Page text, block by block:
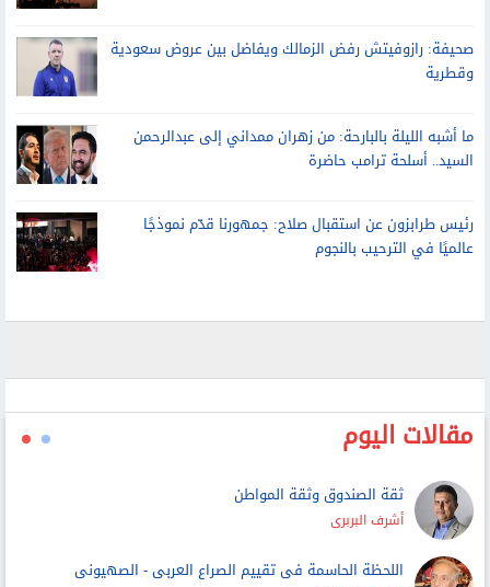
صحيفة: رازوفيتش رفض الزمالك ويفاضل بين عروض سعودية
وقطرية
ما أشبه الليلة بالبارحة: من زهران ممداني إلى عبدالرحمن
السيد.. أسلحة ترامب حاضرة
رئيس طرابزون عن استقبال صلاح: جمهورنا قدّم نموذجًا
عالميًا في الترحيب بالنجوم
مقالات اليوم
ثقة الصندوق وثقة المواطن
أشرف البربرى
اللحظة الحاسمة فى تقييم الصراع العربى - الصهيونى